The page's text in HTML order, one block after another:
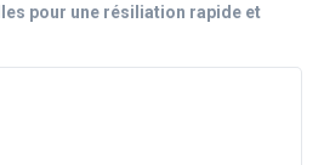
pour une résiliation rapide et